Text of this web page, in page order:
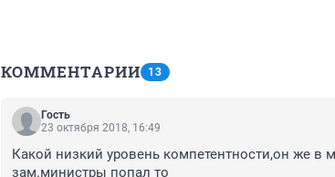
КОММЕНТАРИИ 13
Гость
23 октября 2018, 16:49
Какой низкий уровень компетентности,он же в
зам.министры попал то